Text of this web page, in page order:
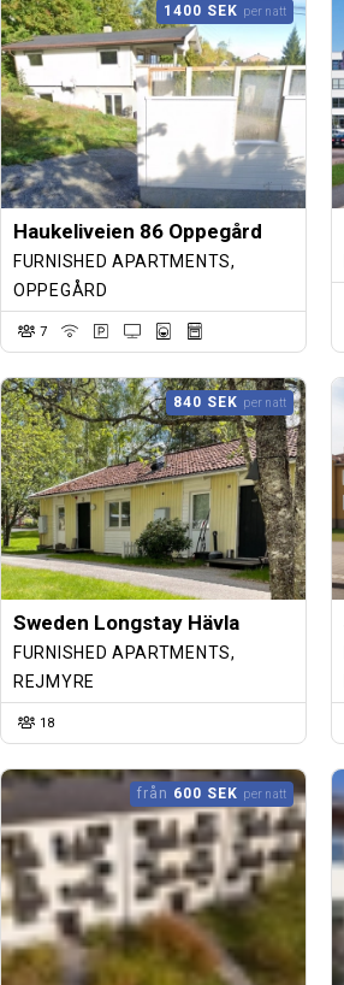
1400 SEK per natt
Haukeliveien 86 Oppegård
FURNISHED APARTMENTS,
OPPEGÅRD
7
840 SEK per natt
Sweden Longstay Hävla
FURNISHED APARTMENTS,
REJMYRE
18
från 600 SEK per natt